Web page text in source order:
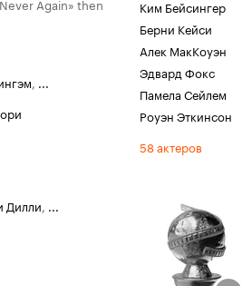
Again» then
, ...
Дилли, ...
Ким Бейсингер
Берни Кейси
Алек МакКоуэн
Эдвард Фокс
Памела Сейлем
Роуэн Эткинсон
58 актеров